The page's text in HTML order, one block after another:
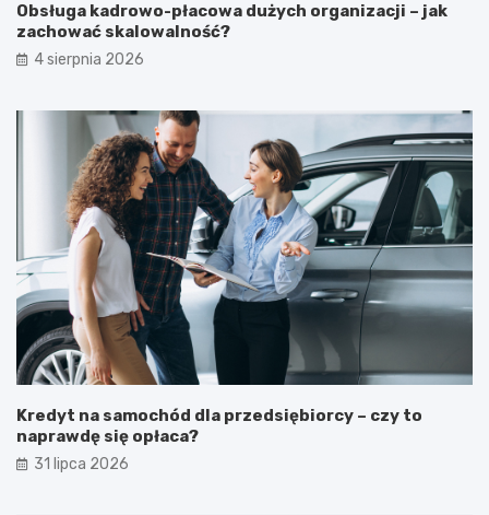
Obsługa kadrowo-płacowa dużych organizacji – jak
zachować skalowalność?
4 sierpnia 2026
Kredyt na samochód dla przedsiębiorcy – czy to
naprawdę się opłaca?
31 lipca 2026